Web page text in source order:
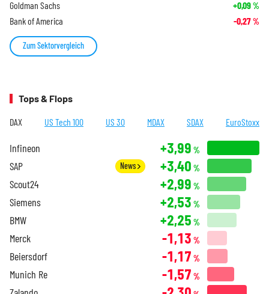
Goldman Sachs +0,09%
Bank of America -0,27%
Zum Sektorvergleich
Tops & Flops
DAX US Tech 100 US 30 MDAX SDAX EuroStoxx
Infineon +3,99 %
SAP News +3,40 %
Scout24 +2,99 %
Siemens +2,53 %
BMW +2,25 %
Merck -1,13 %
Beiersdorf -1,17 %
Munich Re -1,57 %